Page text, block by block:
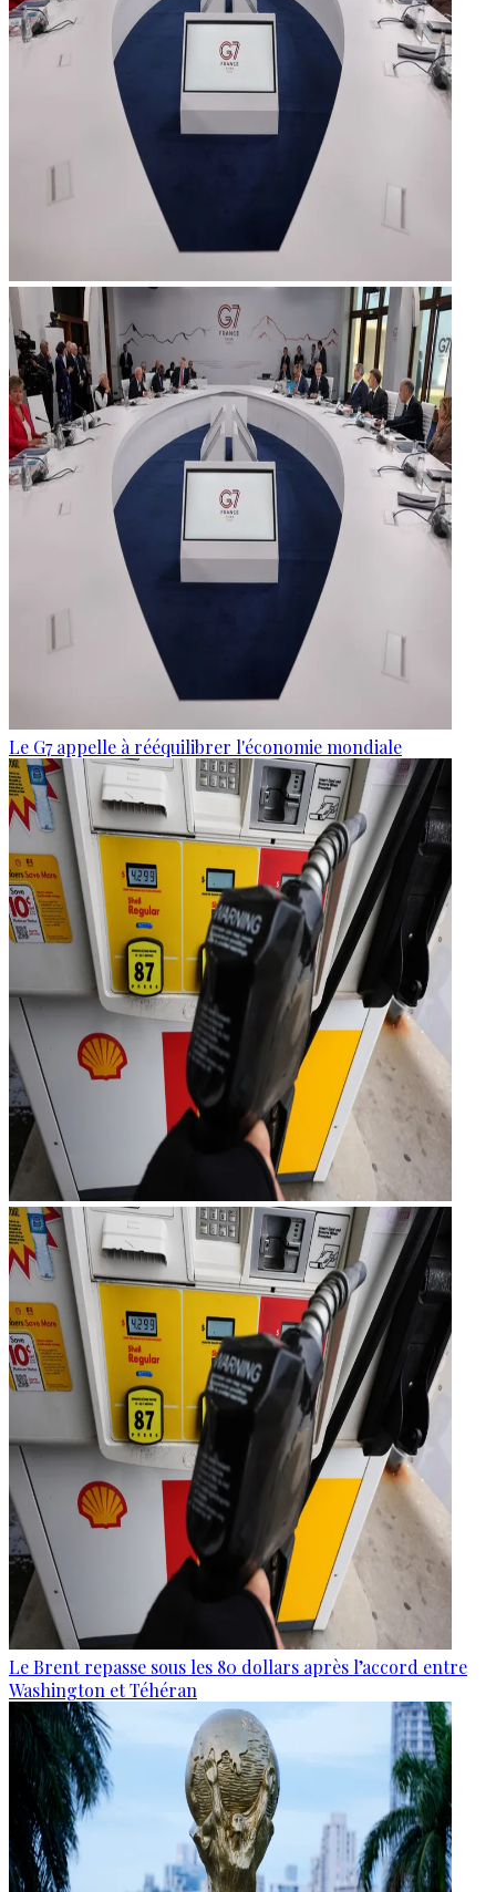
Le G7 appelle à rééquilibrer l'économie mondiale
Le Brent repasse sous les 80 dollars après l’accord entre
Washington et Téhéran